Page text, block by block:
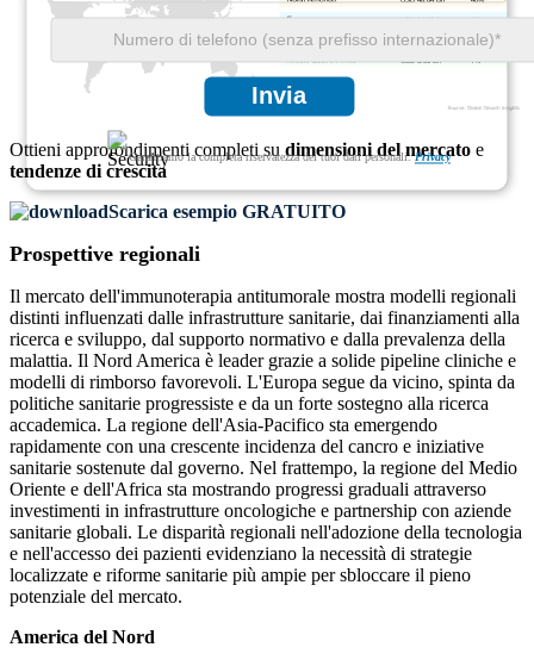
Invia
Garantiamo la completa riservatezza dei tuoi dati personali.Privacy
20%
USD 24.32 Bn
28%
USD 34.05 Bn
Ottieni approfondimenti completi su dimensioni del mercato e
tendenze di crescita
Scarica esempio GRATUITO
Prospettive regionali
Il mercato dell'immunoterapia antitumorale mostra modelli regionali
distinti influenzati dalle infrastrutture sanitarie, dai finanziamenti alla
ricerca e sviluppo, dal supporto normativo e dalla prevalenza della
malattia. Il Nord America è leader grazie a solide pipeline cliniche e
modelli di rimborso favorevoli. L'Europa segue da vicino, spinta da
politiche sanitarie progressiste e da un forte sostegno alla ricerca
accademica. La regione dell'Asia-Pacifico sta emergendo
rapidamente con una crescente incidenza del cancro e iniziative
sanitarie sostenute dal governo. Nel frattempo, la regione del Medio
Oriente e dell'Africa sta mostrando progressi graduali attraverso
investimenti in infrastrutture oncologiche e partnership con aziende
sanitarie globali. Le disparità regionali nell'adozione della tecnologia
e nell'accesso dei pazienti evidenziano la necessità di strategie
localizzate e riforme sanitarie più ampie per sbloccare il pieno
potenziale del mercato.
America del Nord